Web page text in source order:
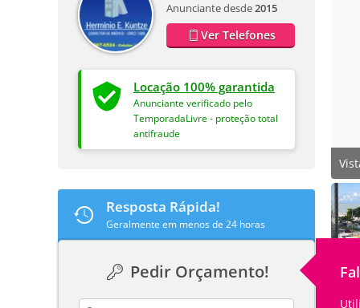
Anunciante desde2015
Ver Telefones
Locação 100% garantida
Anunciante verificado pelo
TemporadaLivre - proteção total
antifraude
Resposta Rápida!
Geralmente em menos de 24 horas
Pedir Orçamento!